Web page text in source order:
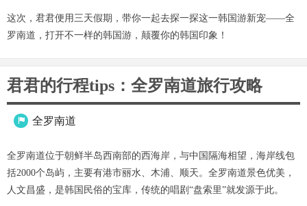
这次，君君便用三天假期，带你一起去探一探这一韩国游新宠——全
罗南道，打开不一样的韩国游，颠覆你的韩国印象！
君君的行程tips：全罗南道旅行攻略
 全罗南道
全罗南道位于朝鲜半岛西南部的西海岸，与中国隔海相望，海岸线包
括2000个岛屿，主要有港市丽水、木浦、顺天。全罗南道景色优美，
人文昌盛，是韩国民俗的宝库，传统的唱剧“盘索里”就发源于此。